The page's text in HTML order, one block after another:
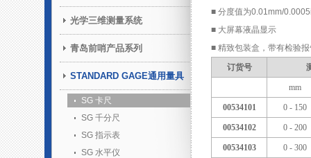
光学三维测量系统
青岛前哨产品系列
STANDARD GAGE通用量具
SG 卡尺
SG 千分尺
SG 指示表
SG 水平仪
■ 分度值为0.01mm/
■ 大屏幕液晶显示
■ 精致包装盒，带有检验
订货号
mm
00534101 0 - 150
00534102 0 - 200
00534103 0 - 300